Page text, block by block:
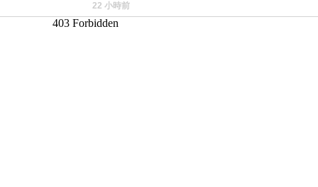
的貼文，在回顧年輕時瘋狂愛上
22 小時前